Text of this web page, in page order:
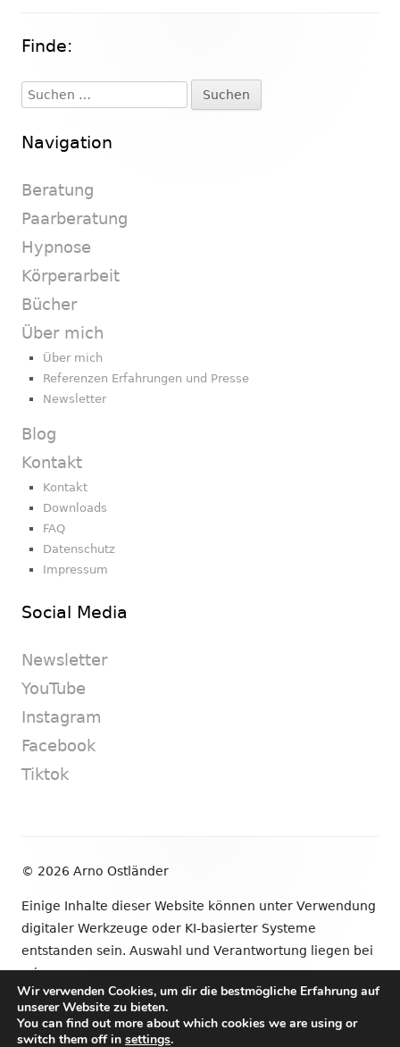
Haupt-
Seitenleiste
Finde:
Suchen
nach:
Navigation
Beratung
Paarberatung
Hypnose
Körperarbeit
Bücher
Über mich
Über mich
Referenzen Erfahrungen und Presse
Newsletter
Blog
Kontakt
Kontakt
Downloads
FAQ
Datenschutz
Impressum
Social Media
Newsletter
YouTube
Instagram
Facebook
Tiktok
© 2026 Arno Ostländer
Einige Inhalte dieser Website können unter Verwendung
digitaler Werkzeuge oder KI-basierter Systeme
entstanden sein. Auswahl und Verantwortung liegen bei
mir.
•VerwendetTiny Framework
Wir verwenden Cookies, um dir die bestmögliche Erfahrung auf
unserer Website zu bieten.
You can find out more about which cookies we are using or
switch them off in settings.